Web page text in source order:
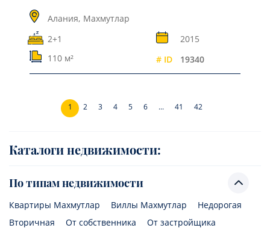
Алания, Махмутлар
2+1
2015
110 м²
# ID 19340
1 2 3 4 5 6 ... 41 42
Каталоги недвижимости:
По типам недвижимости
Квартиры Махмутлар Виллы Махмутлар
Недорогая
Вторичная
От собственника
От застройщика